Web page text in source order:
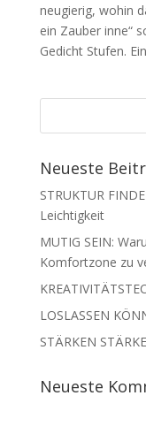
neugierig, wohin
ein Zauber inne“
Gedicht Stufen.
Neueste
STRUKTUR
Leichtigkeit
MUTIG SEIN:
Komfortzone zu
LOSLASSEN
STÄRKEN
Neueste